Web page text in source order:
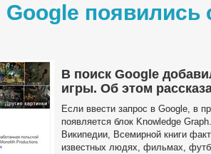
Google появились
В поиск Google
игры. Об этом
Если ввести запрос в Google, в
появляется блок Knowledge
Википедии, Всемирной книги
известных людях, фильмах,